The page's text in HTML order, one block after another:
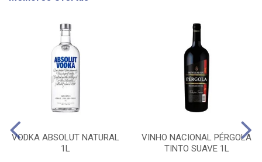
VODKA ABSOLUT NATURAL
1L
VINHO NACIONAL PÉRGOLA
TINTO SUAVE 1L